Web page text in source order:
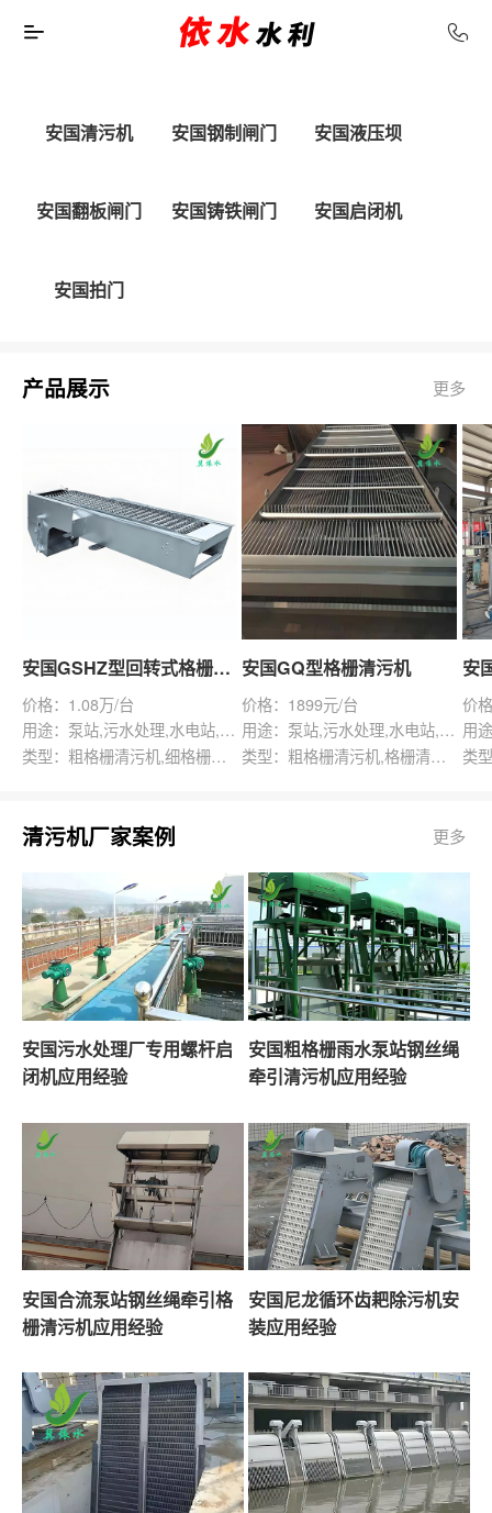
安国清污机 安国钢制闸门 安国液压坝
安国翻板闸门 安国铸铁闸门 安国启闭机
安国拍门
产品展示 更多
安国GSHZ型回转式格栅除污机
价格：1.08万/台
用途：泵站,污水处理,水电站,自来水厂,渠道,水产养殖,化工,纺织,给排水工程
类型：粗格栅清污机,细格栅清污机,格栅清污机,回转式清污机
安国GQ型格栅清污机
价格：1899元/台
用途：泵站,污水处理,水电站,自来水厂,给排水工程
类型：粗格栅清污机,格栅清污机,回转式清污机
价
清污机厂家案例 更多
安国污水处理厂专用螺杆启
闭机应用经验
安国粗格栅雨水泵站钢丝绳
牵引清污机应用经验
安国合流泵站钢丝绳牵引格
栅清污机应用经验
安国尼龙循环齿耙除污机安
装应用经验